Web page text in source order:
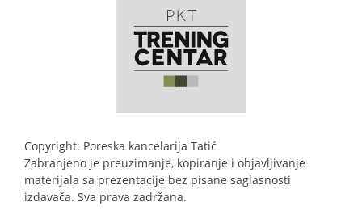
Copyright: Poreska kancelarija Tatić
Zabranjeno je preuzimanje, kopiranje i objavljivanje
materijala sa prezentacije bez pisane saglasnosti
izdavača. Sva prava zadržana.